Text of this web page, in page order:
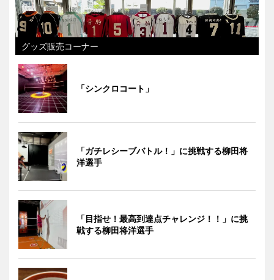
グッズ販売コーナー
「シンクロコート」
「ガチレシーブバトル！」に挑戦する柳田将
洋選手
「目指せ！最高到達点チャレンジ！！」に挑
戦する柳田将洋選手